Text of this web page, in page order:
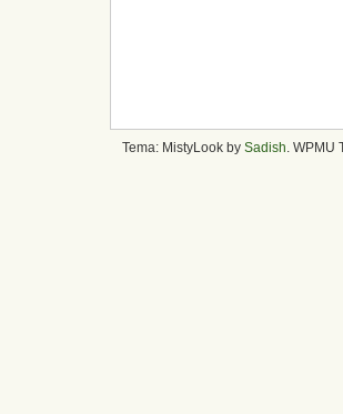
Tema: MistyLook by Sadish .